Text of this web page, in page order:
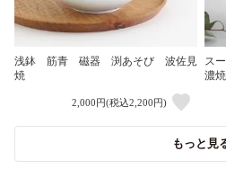
浅鉢 筋青 磁器 渕あそび 波佐見
焼
2,000円(税込2,200円)
ス
濃焼
もっと見